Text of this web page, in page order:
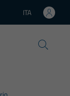
Lingua attiva:
ITA